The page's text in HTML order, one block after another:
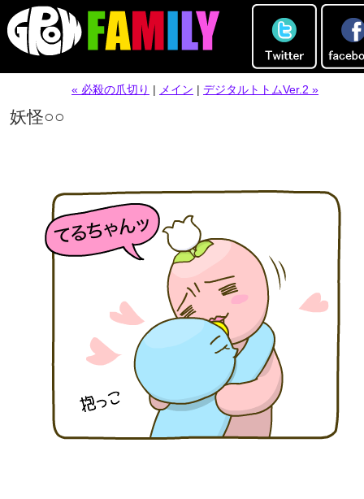
« 必殺の爪切り | メイン | デジタルトトムVer.2 »
妖怪○○